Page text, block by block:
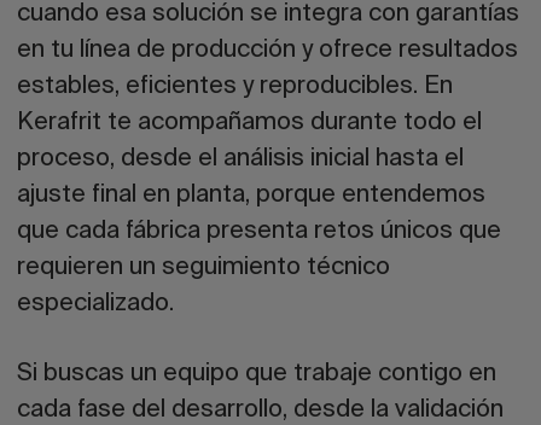
cuando esa solución se integra con garantías
en tu línea de producción y ofrece resultados
estables, eficientes y reproducibles. En
Kerafrit te acompañamos durante todo el
proceso, desde el análisis inicial hasta el
ajuste final en planta, porque entendemos
que cada fábrica presenta retos únicos que
requieren un seguimiento técnico
especializado.
Si buscas un equipo que trabaje contigo en
cada fase del desarrollo, desde la validación